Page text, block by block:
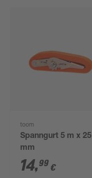
toom
Spanngurt 5 m x 25
mm
14,99 €